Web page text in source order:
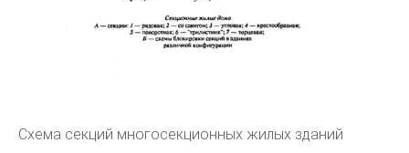
Схема секций многосекционных жилых зданий